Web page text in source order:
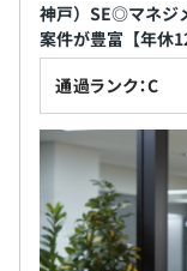
神戸）SE◎マネジ
案件が豊富【年休
通過ランク：C